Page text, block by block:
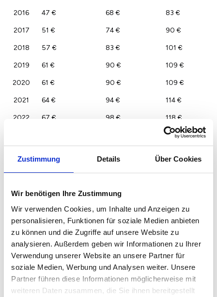
Zustimmung Details Über Cookies
Wir benötigen Ihre Zustimmung
Wir verwenden Cookies, um Inhalte und Anzeigen zu
personalisieren, Funktionen für soziale Medien anbieten
zu können und die Zugriffe auf unsere Website zu
analysieren. Außerdem geben wir Informationen zu Ihrer
Verwendung unserer Website an unsere Partner für
soziale Medien, Werbung und Analysen weiter. Unsere
Partner führen diese Informationen möglicherweise mit
weiteren Daten zusammen, die Sie ihnen bereitgestellt
2016 47 € 68 € 83 €
2017 51 € 74 € 90 €
2018 57 € 83 € 101 €
2019 61 € 90 € 109 €
2020 61 € 90 € 109 €
2021 64 € 94 € 114 €
2022 67 € 98 € 118 €
115 €